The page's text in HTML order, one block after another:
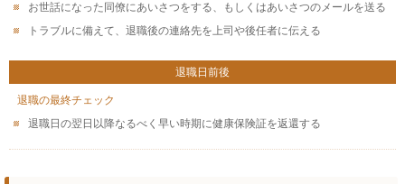
お世話になった同僚にあいさつをする、もしくはあいさつのメールを送る
トラブルに備えて、退職後の連絡先を上司や後任者に伝える
退職日 前後
退職の最終チェック
退職日の翌日以降なるべく早い時期に健康保険証を返還する